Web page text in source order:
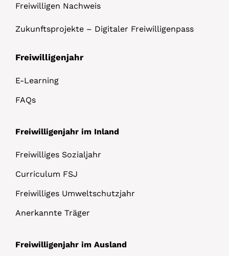
Freiwilligen Nachweis
Zukunftsprojekte – Digitaler Freiwilligenpass
Freiwilligenjahr
E-Learning
FAQs
Freiwilligenjahr im Inland
Freiwilliges Sozialjahr
Curriculum FSJ
Freiwilliges Umweltschutzjahr
Anerkannte Träger
Freiwilligenjahr im Ausland